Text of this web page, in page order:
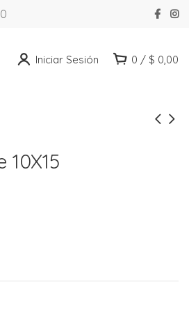
Iniciar Sesión 0 / $ 0,00